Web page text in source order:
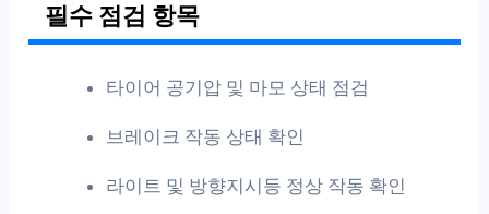
필수 점검 항목
타이어 공기압 및 마모 상태 점검
브레이크 작동 상태 확인
라이트 및 방향지시등 정상 작동 확인